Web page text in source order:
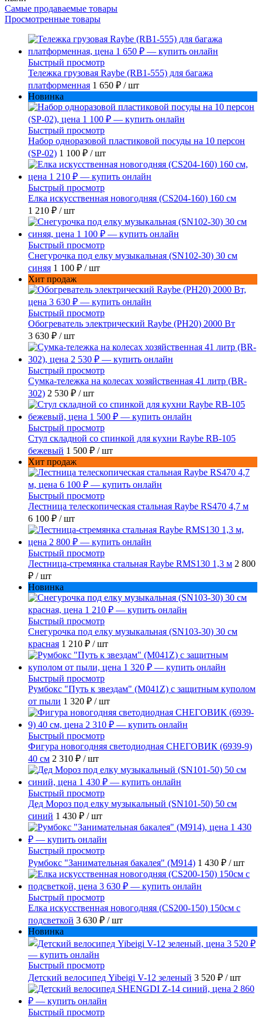
Самые продаваемые товары
Просмотренные товары
Быстрый просмотр
Тележка грузовая Raybe (RB1-555) для багажа
платформенная 1 650 ₽ / шт
Новинка
Быстрый просмотр
Набор одноразовой пластиковой посуды на 10 персон
(SP-02) 1 100 ₽ / шт
Быстрый просмотр
Елка искусственная новогодняя (CS204-160) 160 см
1 210 ₽ / шт
Быстрый просмотр
Снегурочка под елку музыкальная (SN102-30) 30 см
синяя 1 100 ₽ / шт
Хит продаж
Быстрый просмотр
Обогреватель электрический Raybe (PH20) 2000 Вт
3 630 ₽ / шт
Быстрый просмотр
Сумка-тележка на колесах хозяйственная 41 литр (BR-
302) 2 530 ₽ / шт
Быстрый просмотр
Стул складной со спинкой для кухни Raybe RB-105
бежевый 1 500 ₽ / шт
Хит продаж
Быстрый просмотр
Лестница телескопическая стальная Raybe RS470 4,7 м
6 100 ₽ / шт
Быстрый просмотр
Лестница-стремянка стальная Raybe RMS130 1,3 м 2 800
₽ / шт
Новинка
Быстрый просмотр
Снегурочка под елку музыкальная (SN103-30) 30 см
красная 1 210 ₽ / шт
Быстрый просмотр
Румбокс "Путь к звездам" (M041Z) с защитным куполом
от пыли 1 320 ₽ / шт
Быстрый просмотр
Фигура новогодняя светодиодная СНЕГОВИК (6939-9)
40 см 2 310 ₽ / шт
Быстрый просмотр
Дед Мороз под елку музыкальный (SN101-50) 50 см
синий 1 430 ₽ / шт
Быстрый просмотр
Румбокс "Занимательная бакалея" (M914) 1 430 ₽ / шт
Быстрый просмотр
Елка искусственная новогодняя (CS200-150) 150см с
подсветкой 3 630 ₽ / шт
Новинка
Быстрый просмотр
Детский велосипед Yibeigi V-12 зеленый 3 520 ₽ / шт
Быстрый просмотр